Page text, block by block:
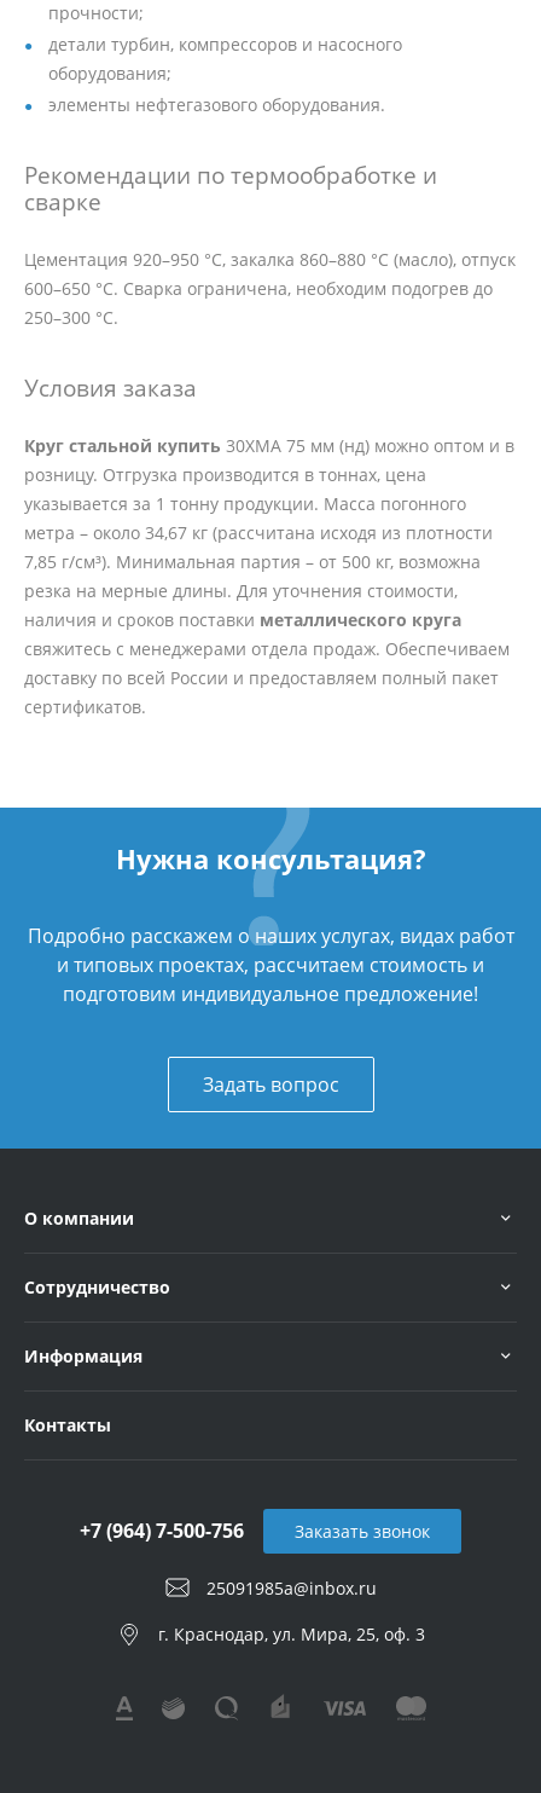
прочности;
детали турбин, компрессоров и насосного
оборудования;
элементы нефтегазового оборудования.
Рекомендации по термообработке и
сварке
Цементация 920–950 °C, закалка 860–880 °C (масло), отпуск
600–650 °C. Сварка ограничена, необходим подогрев до
250–300 °C.
Условия заказа
Круг стальной купить 30ХМА 75 мм (нд) можно оптом и в
розницу. Отгрузка производится в тоннах, цена
указывается за 1 тонну продукции. Масса погонного
метра – около 34,67 кг (рассчитана исходя из плотности
7,85 г/см³). Минимальная партия – от 500 кг, возможна
резка на мерные длины. Для уточнения стоимости,
наличия и сроков поставки металлического круга
свяжитесь с менеджерами отдела продаж. Обеспечиваем
доставку по всей России и предоставляем полный пакет
сертификатов.
Нужна консультация?
Подробно расскажем о наших услугах, видах работ
и типовых проектах, рассчитаем стоимость и
подготовим индивидуальное предложение!
Задать вопрос
О компании
Сотрудничество
Информация
Контакты
25091985a@inbox.ru
+7 (964) 7-500-756
г. Краснодар, ул. Мира, 25, оф. 3
Заказать звонок